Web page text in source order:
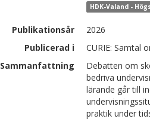
HDK-Valand -
Publikationsår
2026
Publicerad i
CURIE: Samtal
Sammanfattning
Debatten om
bedriva
lärande går till
praktik under